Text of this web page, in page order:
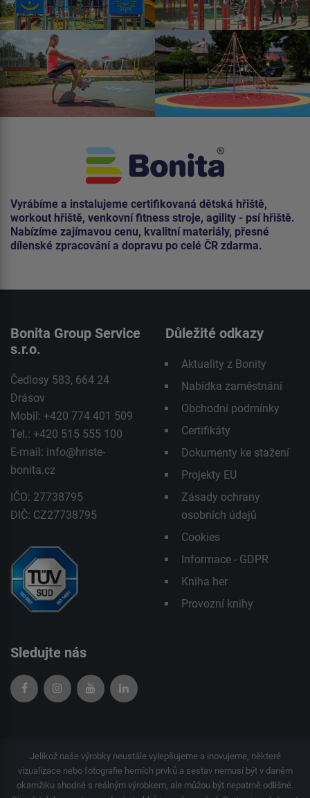
Vyrábíme a instalujeme certifikovaná dětská hřiště,
workout hřiště, venkovní fitness stroje, agility - psí hřiště.
Nabízíme zajímavou cenu, kvalitní materiály, přesné
dílenské zpracování a dopravu po celé ČR zdarma.
Bonita Group Service
s.r.o.
Čedlosy 583, 664 24
Drásov
Mobil: +420 774 401 509
Tel.: +420 515 555 100
E-mail: info@hriste-
bonita.cz
IČO: 27738795
DIČ: CZ27738795
Důležité odkazy
Aktuality z Bonity
Nabídka zaměstnání
Obchodní podmínky
Certifikáty
Dokumenty ke stažení
Projekty EU
Zásady ochrany
osobních údajů
Cookies
Informace - GDPR
Kniha her
Provozní knihy
Sledujte nás
Jelikož naše výrobky neustále vylepšujeme a inovujeme, některé
vizualizace nebo fotografie herních prvků a sestav nemusí být v daném
okamžiku shodné s reálným výrobkem, ale můžou být nepatrně odlišné.